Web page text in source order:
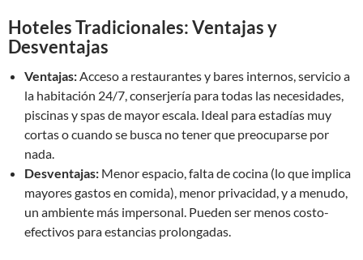
Hoteles Tradicionales: Ventajas y
Desventajas
Ventajas:Acceso a restaurantes y bares internos, servicio a
la habitación 24/7, conserjería para todas las necesidades,
piscinas y spas de mayor escala. Ideal para estadías muy
cortas o cuando se busca no tener que preocuparse por
nada.
Desventajas: Menor espacio, falta de cocina (lo que implica
mayores gastos en comida), menor privacidad, y a menudo,
un ambiente más impersonal. Pueden ser menos costo-
efectivos para estancias prolongadas.